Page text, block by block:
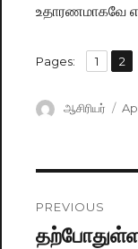
உதாரணமாகவே
Pages: Page
1 ,
2
Author
ஆசிரியர்
PREVIOUS
Previous